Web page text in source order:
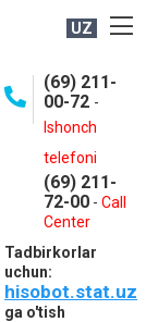
UZ
(69) 211-
00-72 -
Ishonch
telefoni
(69) 211-
72-00 - Call
Center
Tadbirkorlar
uchun:
hisobot.stat.uz
ga o'tish